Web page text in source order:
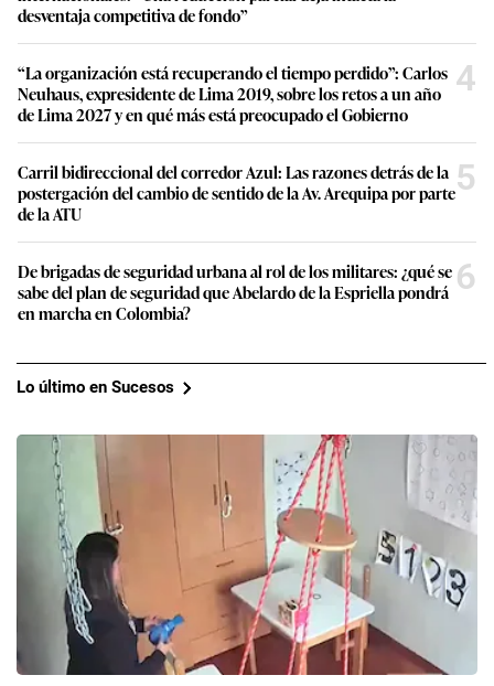
desventaja competitiva de fondo”
“La organización está recuperando el tiempo perdido”: Carlos
Neuhaus, expresidente de Lima 2019, sobre los retos a un año
de Lima 2027 y en qué más está preocupado el Gobierno
4
Carril bidireccional del corredor Azul: Las razones detrás de la
postergación del cambio de sentido de la Av. Arequipa por parte
de la ATU
5
De brigadas de seguridad urbana al rol de los militares: ¿qué se
sabe del plan de seguridad que Abelardo de la Espriella pondrá
en marcha en Colombia?
6
Lo último en Sucesos